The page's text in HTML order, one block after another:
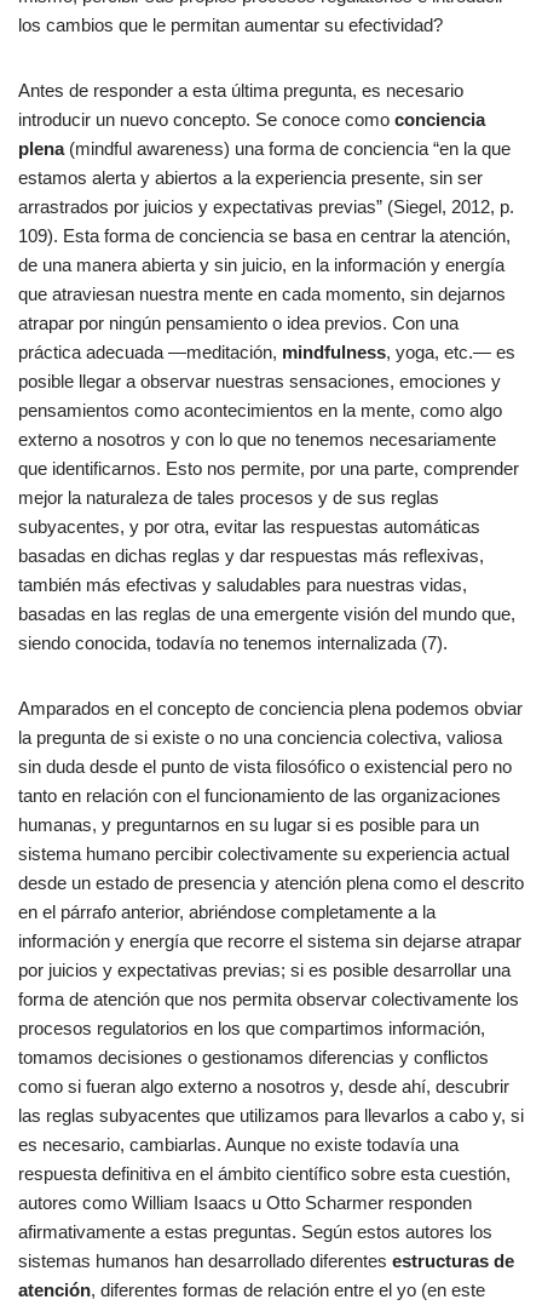
los cambios que le permitan aumentar su efectividad?
Antes de responder a esta última pregunta, es necesario
introducir un nuevo concepto. Se conoce como conciencia
plena(mindful awareness) una forma de conciencia “en la que
estamos alerta y abiertos a la experiencia presente, sin ser
arrastrados por juicios y expectativas previas” (Siegel, 2012, p.
109). Esta forma de conciencia se basa en centrar la atención,
de una manera abierta y sin juicio, en la información y energía
que atraviesan nuestra mente en cada momento, sin dejarnos
atrapar por ningún pensamiento o idea previos. Con una
práctica adecuada —meditación, mindfulness, yoga, etc.— es
posible llegar a observar nuestras sensaciones, emociones y
pensamientos como acontecimientos en la mente, como algo
externo a nosotros y con lo que no tenemos necesariamente
que identificarnos. Esto nos permite, por una parte, comprender
mejor la naturaleza de tales procesos y de sus reglas
subyacentes, y por otra, evitar las respuestas automáticas
basadas en dichas reglas y dar respuestas más reflexivas,
también más efectivas y saludables para nuestras vidas,
basadas en las reglas de una emergente visión del mundo que,
siendo conocida, todavía no tenemos internalizada (7).
Amparados en el concepto de conciencia plena podemos obviar
la pregunta de si existe o no una conciencia colectiva, valiosa
sin duda desde el punto de vista filosófico o existencial pero no
tanto en relación con el funcionamiento de las organizaciones
humanas, y preguntarnos en su lugar si es posible para un
sistema humano percibir colectivamente su experiencia actual
desde un estado de presencia y atención plena como el descrito
en el párrafo anterior, abriéndose completamente a la
información y energía que recorre el sistema sin dejarse atrapar
por juicios y expectativas previas; si es posible desarrollar una
forma de atención que nos permita observar colectivamente los
procesos regulatorios en los que compartimos información,
tomamos decisiones o gestionamos diferencias y conflictos
como si fueran algo externo a nosotros y, desde ahí, descubrir
las reglas subyacentes que utilizamos para llevarlos a cabo y, si
es necesario, cambiarlas. Aunque no existe todavía una
respuesta definitiva en el ámbito científico sobre esta cuestión,
autores como William Isaacs u Otto Scharmer responden
afirmativamente a estas preguntas. Según estos autores los
sistemas humanos han desarrollado diferentes estructuras de
atención, diferentes formas de relación entre el yo (en este